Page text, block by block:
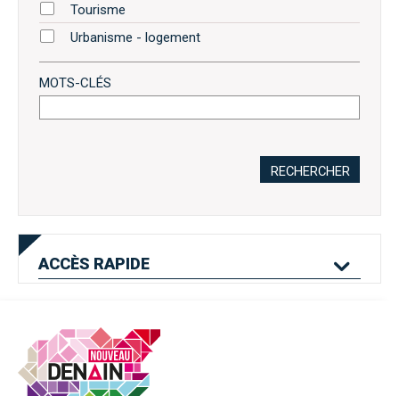
Tourisme
Urbanisme - logement
MOTS-CLÉS
RECHERCHER
ACCÈS RAPIDE
Mes services en
ligne